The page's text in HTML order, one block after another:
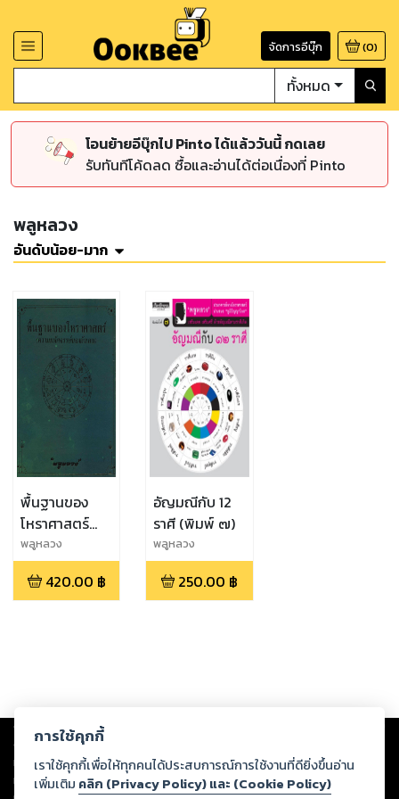
จัดการอีบุ๊ก (0)
ทั้งหมด
โอนย้ายอีบุ๊กไป Pinto ได้แล้ววันนี้ กดเลย
รับทันทีโค้ดลด ซื้อและอ่านได้ต่อเนื่องที่ Pinto
พลูหลวง
อันดับน้อย-มาก
พื้นฐานของ
โหราศาสตร์
(มหัศจรรย์ของ
ตัวเลข)
พลูหลวง
420.00 ฿
อัญมณีกับ 12
ราศี (พิมพ์ ๗)
พลูหลวง
250.00 ฿
Copyright © 2026
ต่อผลงานหรือเนื้อหาใดที่อัปโหลดผ่านเว็บไซต์และปรากฏว่าละเมิดสิทธิใน
ทรัพย์สินทางปัญญาของบุคคลอื่นหรือขัดต่อกฎหมายและศีลธรรม ดังนั้น ผู้อ่าน
ทุกท่านโปรดใช้วิจารณญาณในการกลั่นกรองด้วยตนเอง และหากท่านพบว่าส่วน
การใช้คุกกี้
เราใช้คุกกี้เพื่อให้ทุกคนได้ประสบการณ์การใช้งานที่ดียิ่งขึ้นอ่าน
เพิ่มเติม คลิก (Privacy Policy) และ (Cookie Policy)